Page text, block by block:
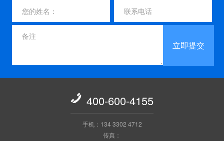
立即提交
 400-600-4155
手机：134 3302 4712
传真：